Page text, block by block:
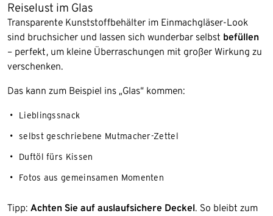
Reiselust im Glas
Transparente Kunststoffbehälter im Einmachgläser-Look
sind bruchsicher und lassen sich wunderbar selbst befüllen
– perfekt, um kleine Überraschungen mit großer Wirkung zu
verschenken.
Das kann zum Beispiel ins „Glas“ kommen:
Lieblingssnack
selbst geschriebene Mutmacher-Zettel
Duftöl fürs Kissen
Fotos aus gemeinsamen Momenten
Tipp: Achten Sie auf auslaufsichere Deckel. So bleibt zum